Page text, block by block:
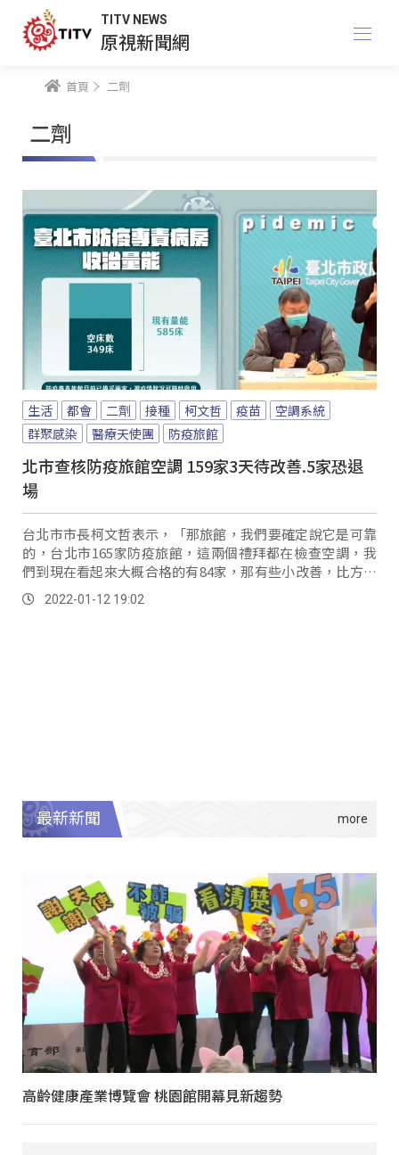
TITV NEWS
原視新聞網
首頁 二劑
二劑
生活 都會 二劑 接種 柯文哲 疫苗
空調系統
群聚感染
醫療天使團 防疫旅館
北市查核防疫旅館空調 159家3天待改善.5家恐退
場
台北市市長柯文哲表示，「那旅館，我們要確定說它是可靠
的，台北市165家防疫旅館，這兩個禮拜都在檢查空調，我
們到現在看起來大概合格的有84家，那有些小改善，比方說
換個網、過濾網、 那個風扇太舊了也要換新...。
2022-01-12 19:02
最新新聞
高齡健康產業博覽會 桃園館開幕見新趨勢